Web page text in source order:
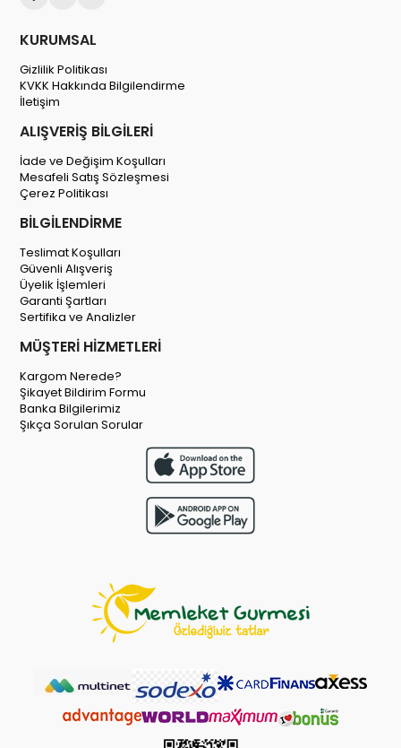
KURUMSAL
Gizlilik Politikası
KVKK Hakkında Bilgilendirme
İletişim
ALIŞVERİŞ BİLGİLERİ
İade ve Değişim Koşulları
Mesafeli Satış Sözleşmesi
Çerez Politikası
BİLGİLENDİRME
Teslimat Koşulları
Güvenli Alışveriş
Üyelik İşlemleri
Garanti Şartları
Sertifika ve Analizler
MÜŞTERİ HİZMETLERİ
Kargom Nerede?
Şikayet Bildirim Formu
Banka Bilgilerimiz
Şıkça Sorulan Sorular